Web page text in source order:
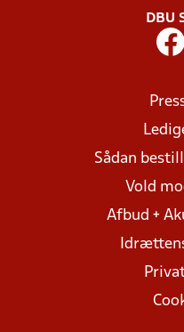
DBU
Sådan
Vold
Afbud +